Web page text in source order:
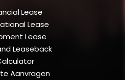
Lease
Lease
Lease
Leaseback
Aanvragen